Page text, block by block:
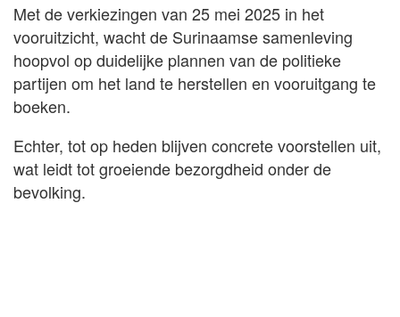
Met de verkiezingen van 25 mei 2025 in het
vooruitzicht, wacht de Surinaamse samenleving
hoopvol op duidelijke plannen van de politieke
partijen om het land te herstellen en vooruitgang te
boeken.
Echter, tot op heden blijven concrete voorstellen uit,
wat leidt tot groeiende bezorgdheid onder de
bevolking.